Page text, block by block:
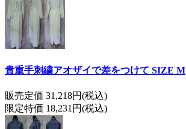
貴重手刺繍アオザイで差をつけて SIZE M
販売定価 31,218円(税込)
限定特価 18,231円(税込)